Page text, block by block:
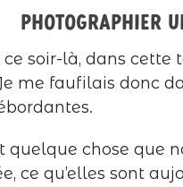
Photographier
soir-là, dans cette
me faufilais donc
chose que
ce qu’elles sont